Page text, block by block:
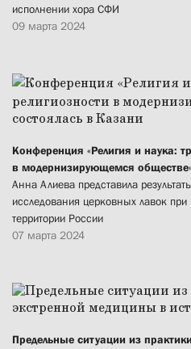
исполнении хора СФИ
09 марта 2024
Конференция «Религия и наука:
в модернизирующемся
Анна Алиева представила
исследования церковных лавок
территории России
07 марта 2024
Предельные ситуации из